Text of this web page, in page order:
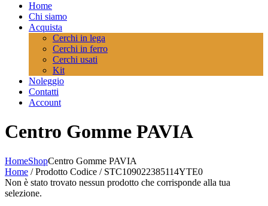
Home
Chi siamo
Acquista
Cerchi in lega
Cerchi in ferro
Cerchi usati
Kit
Noleggio
Contatti
Account
Centro Gomme PAVIA
HomeShopCentro Gomme PAVIA
Home / Prodotto Codice / STC109022385114YTE0
Non è stato trovato nessun prodotto che corrisponde alla tua
selezione.